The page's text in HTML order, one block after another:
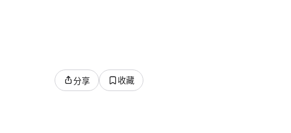
分享 收藏